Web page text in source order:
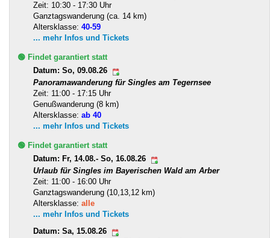
Zeit: 10:30 - 17:30 Uhr
Ganztagswanderung (ca. 14 km)
Altersklasse: 40-59
... mehr Infos und Tickets
🟢 Findet garantiert statt
Datum: So, 09.08.26
Panoramawanderung für Singles am Tegernsee
Zeit: 11:00 - 17:15 Uhr
Genußwanderung (8 km)
Altersklasse: ab 40
... mehr Infos und Tickets
🟢 Findet garantiert statt
Datum: Fr, 14.08.- So, 16.08.26
Urlaub für Singles im Bayerischen Wald am Arber
Zeit: 11:00 - 16:00 Uhr
Ganztagswanderung (10,13,12 km)
Altersklasse: alle
... mehr Infos und Tickets
Datum: Sa, 15.08.26